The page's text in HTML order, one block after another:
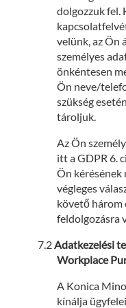
dolgozzuk fel.
velünk, az Ön
személyes
önkéntesen
Ön neve/
szükség
tároljuk.
Az Ön
itt a GDPR 6.
Ön kérésének
végleges
követő három
feldolgozásra
Adatkezelési
Workplace
A Konica
kínálja